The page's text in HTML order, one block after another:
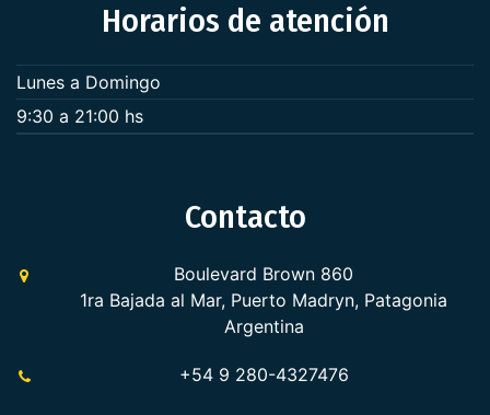
Horarios de atención
Lunes a Domingo
9:30 a 21:00 hs
Contacto
Boulevard Brown 860
1ra Bajada al Mar, Puerto Madryn, Patagonia
Argentina
+54 9 280-4327476